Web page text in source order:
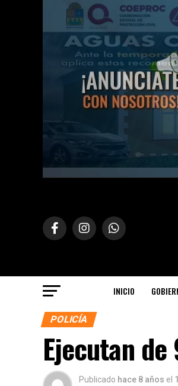
INICIO
POLICÍA
Ejecutan
Publicado hace 8 años el